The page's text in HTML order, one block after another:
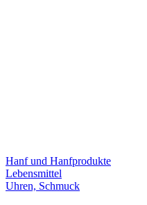
Hanf und Hanfprodukte
Lebensmittel
Uhren, Schmuck